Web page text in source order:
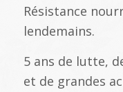
Résistance
lendemains.
5 ans de lutte,
et de grandes